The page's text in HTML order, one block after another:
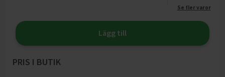
Se fler varor
Lägg till
PRIS I BUTIK